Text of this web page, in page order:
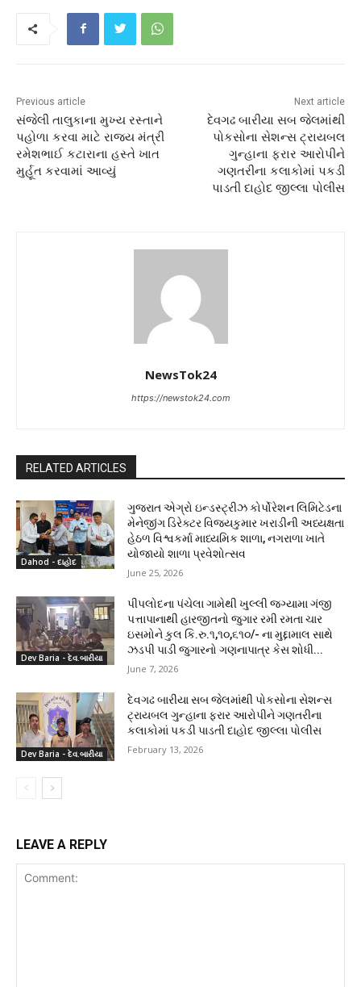
Previous article
સંજેલી તાલુકાના મુખ્ય રસ્તાને
પહોળા કરવા માટે રાજ્ય મંત્રી
રમેશભાઈ કટારાના હસ્તે ખાત
મુર્હૂત કરવામાં આવ્યું
Next article
દેવગઢ બારીયા સબ જેલમાંથી
પોકસોના સેશન્સ ટ્રાયબલ
ગુન્હાના ફરાર આરોપીને
ગણતરીના કલાકોમાં પકડી
પાડતી દાહોદ જીલ્લા પોલીસ
NewsTok24
https://newstok24.com
RELATED ARTICLES
Dahod - દાહોદ
ગુજરાત એગ્રો ઇન્ડસ્ટ્રીઝ કોર્પોરેશન લિમિટેડના
મેનેજીંગ ડિરેક્ટર વિજયકુમાર ખરાડીની અધ્યક્ષતા
હેઠળ વિશ્વકર્મા માધ્યમિક શાળા, નગરાળા ખાતે
યોજાયો શાળા પ્રવેશોત્સવ
June 25, 2026
Dev Baria - દેવ.બારીયા
પીપલોદના પંચેલા ગામેથી ખુલ્લી જગ્યામા ગંજી
પત્તાપાનાથી હારજીતનો જુગાર રમી રમતા ચાર
ઇસમોને કુલ કિ.રુ.૧,૧૦,૬૧૦/- ના મુદ્દામાલ સાથે
ઝડપી પાડી જુગારનો ગણનાપાત્ર કેસ શોધી...
June 7, 2026
Dev Baria - દેવ.બારીયા
દેવગઢ બારીયા સબ જેલમાંથી પોકસોના સેશન્સ
ટ્રાયબલ ગુન્હાના ફરાર આરોપીને ગણતરીના
કલાકોમાં પકડી પાડતી દાહોદ જીલ્લા પોલીસ
February 13, 2026
LEAVE A REPLY